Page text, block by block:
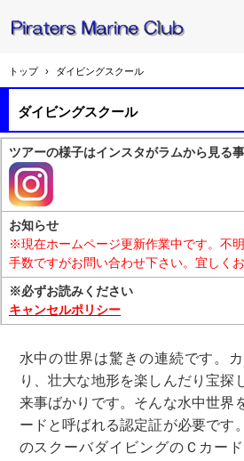
トップ › ダイビングスクール
ダイビングスクール
ツアーの様子はインスタがラムから見る
お知らせ
※現在ホームページ更新作業中です。不
手数ですがお問い合わせ下さい。宜しくお
※必ずお読みください
キャンセルポリシー
水中の世界は驚きの連続です。
り、壮大な地形を楽しんだり宝探
来事ばかりです。そんな水中世界
ードと呼ばれる認定証が必要です
のスクーバダイビングのＣカー